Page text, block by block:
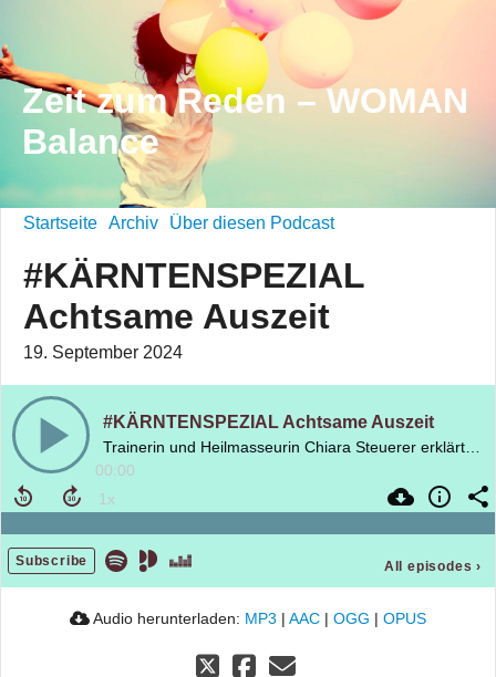
Zeit zum Reden – WOMAN
Balance
Startseite Archiv Über diesen Podcast
#KÄRNTENSPEZIAL
Achtsame Auszeit
19. September 2024
#KÄRNTENSPEZIAL Achtsame Auszeit
00:00
Subscribe All episodes ›
Audio herunterladen: MP3 | AAC | OGG | OPUS